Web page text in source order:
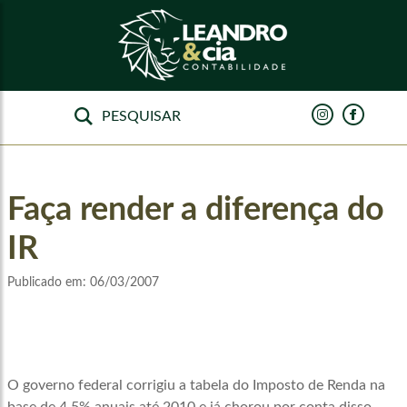
Faça render a diferença do
IR
Publicado em: 06/03/2007
O governo federal corrigiu a tabela do Imposto de Renda na